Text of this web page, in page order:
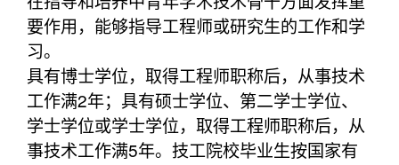
要作用，能够指导工程师或研究生的工作和学
习。
具有博士学位，取得工程师职称后，从事技术
工作满2年；具有硕士学位、第二学士学位、
学士学位或学士学位，取得工程师职称后，从
事技术工作满5年。技工院校毕业生按国家有